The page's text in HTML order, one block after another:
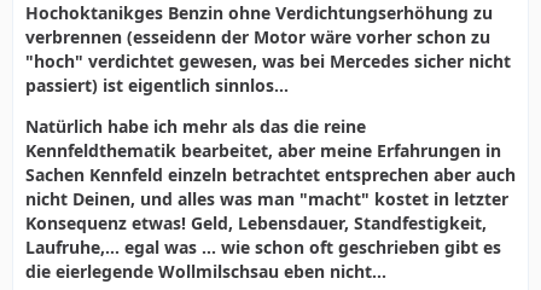
Hochoktanikges Benzin ohne Verdichtungserhöhung zu
verbrennen (esseidenn der Motor wäre vorher schon zu
"hoch" verdichtet gewesen, was bei Mercedes sicher nicht
passiert) ist eigentlich sinnlos...
Natürlich habe ich mehr als das die reine
Kennfeldthematik bearbeitet, aber meine Erfahrungen in
Sachen Kennfeld einzeln betrachtet entsprechen aber auch
nicht Deinen, und alles was man "macht" kostet in letzter
Konsequenz etwas! Geld, Lebensdauer, Standfestigkeit,
Laufruhe,... egal was ... wie schon oft geschrieben gibt es
die eierlegende Wollmilschsau eben nicht...